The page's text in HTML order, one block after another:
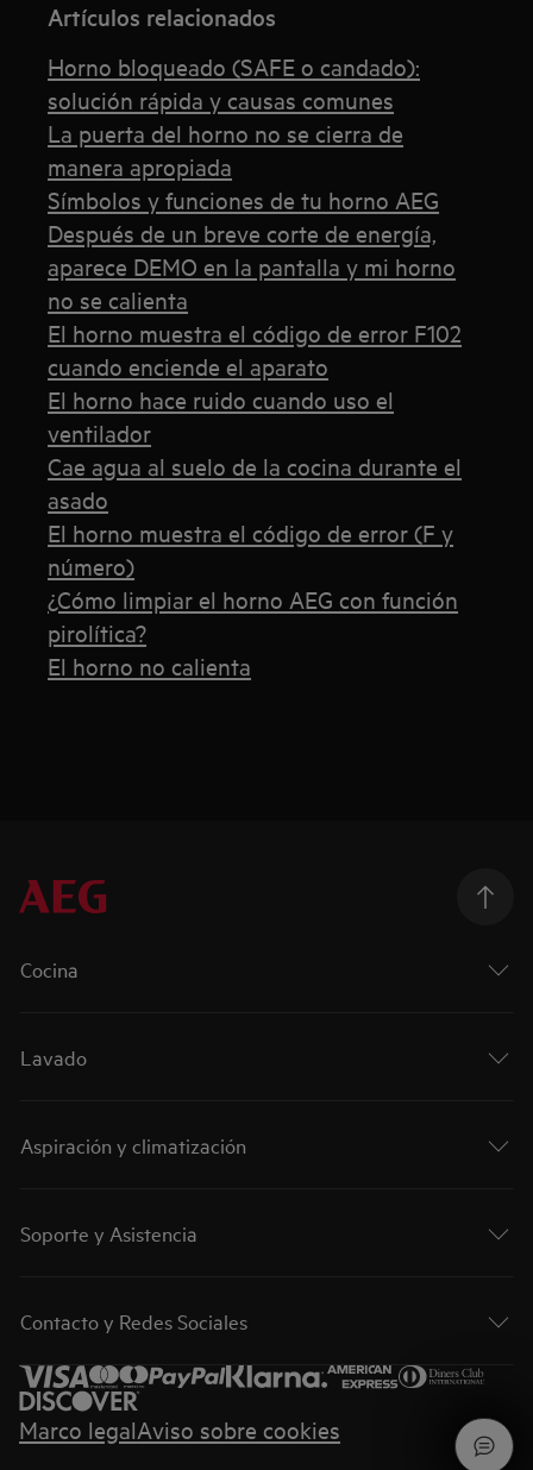
Artículos relacionados
Horno bloqueado (SAFE o candado):
solución rápida y causas comunes
La puerta del horno no se cierra de
manera apropiada
Símbolos y funciones de tu horno AEG
Después de un breve corte de energía,
aparece DEMO en la pantalla y mi horno
no se calienta
El horno muestra el código de error F102
cuando enciende el aparato
El horno hace ruido cuando uso el
ventilador
Cae agua al suelo de la cocina durante el
asado
El horno muestra el código de error (F y
número)
¿Cómo limpiar el horno AEG con función
pirolítica?
El horno no calienta
Cocina
Lavado
Aspiración y climatización
Soporte y Asistencia
Contacto y Redes Sociales
Marco legalAviso sobre cookies